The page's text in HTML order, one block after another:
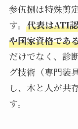
参伍捌は特殊剪
す。 代表はATI
や国家資格であ
だけでなく、診
グ技術（専門装
し、木と人が共
す。